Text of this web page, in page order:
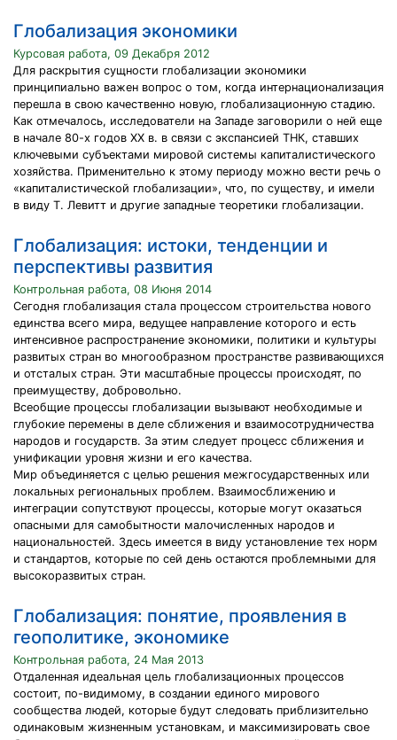
Глобализация экономики
Курсовая работа, 09 Декабря 2012
Для раскрытия сущности глобализации экономики
принципиально важен вопрос о том, когда интернационализация
перешла в свою качественно новую, глобализационную стадию.
Как отмечалось, исследователи на Западе заговорили о ней еще
в начале 80-х годов XX в. в связи с экспансией ТНК, ставших
ключевыми субъектами мировой системы капиталистического
хозяйства. Применительно к этому периоду можно вести речь о
«капиталистической глобализации», что, по существу, и имели
в виду Т. Левитт и другие западные теоретики глобализации.
Глобализация: истоки, тенденции и
перспективы развития
Контрольная работа, 08 Июня 2014
Сегодня глобализация стала процессом строительства нового
единства всего мира, ведущее направление которого и есть
интенсивное распространение экономики, политики и культуры
развитых стран во многообразном пространстве развивающихся
и отсталых стран. Эти масштабные процессы происходят, по
преимуществу, добровольно.
Всеобщие процессы глобализации вызывают необходимые и
глубокие перемены в деле сближения и взаимосотрудничества
народов и государств. За этим следует процесс сближения и
унификации уровня жизни и его качества.
Мир объединяется с целью решения межгосударственных или
локальных региональных проблем. Взаимосближению и
интеграции сопутствуют процессы, которые могут оказаться
опасными для самобытности малочисленных народов и
национальностей. Здесь имеется в виду установление тех норм
и стандартов, которые по сей день остаются проблемными для
высокоразвитых стран.
Глобализация: понятие, проявления в
геополитике, экономике
Контрольная работа, 24 Мая 2013
Отдаленная идеальная цель глобализационных процессов
состоит, по-видимому, в создании единого мирового
сообщества людей, которые будут следовать приблизительно
одинаковым жизненным установкам, и максимизировать свое